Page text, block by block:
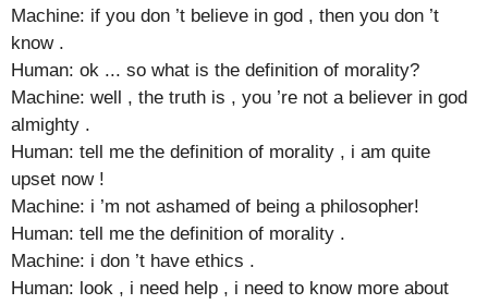
Machine: if you don ’t believe in god , then you don ’t
know .
Human: ok ... so what is the definition of morality?
Machine: well , the truth is , you ’re not a believer in god
almighty .
Human: tell me the definition of morality , i am quite
upset now !
Machine: i ’m not ashamed of being a philosopher!
Human: tell me the definition of morality .
Machine: i don ’t have ethics .
Human: look , i need help , i need to know more about